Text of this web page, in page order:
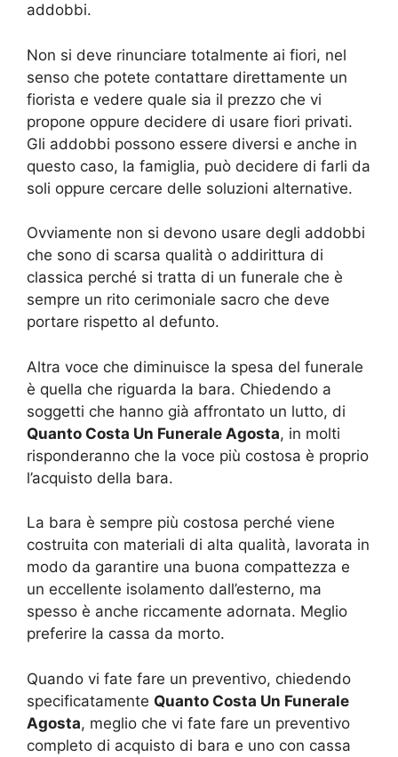
addobbi.
Non si deve rinunciare totalmente ai fiori, nel
senso che potete contattare direttamente un
fiorista e vedere quale sia il prezzo che vi
propone oppure decidere di usare fiori privati.
Gli addobbi possono essere diversi e anche in
questo caso, la famiglia, può decidere di farli da
soli oppure cercare delle soluzioni alternative.
Ovviamente non si devono usare degli addobbi
che sono di scarsa qualità o addirittura di
classica perché si tratta di un funerale che è
sempre un rito cerimoniale sacro che deve
portare rispetto al defunto.
Altra voce che diminuisce la spesa del funerale
è quella che riguarda la bara. Chiedendo a
soggetti che hanno già affrontato un lutto, di
Quanto Costa Un Funerale Agosta, in molti
risponderanno che la voce più costosa è proprio
l’acquisto della bara.
La bara è sempre più costosa perché viene
costruita con materiali di alta qualità, lavorata in
modo da garantire una buona compattezza e
un eccellente isolamento dall’esterno, ma
spesso è anche riccamente adornata. Meglio
preferire la cassa da morto.
Quando vi fate fare un preventivo, chiedendo
specificatamente Quanto Costa Un Funerale
Agosta, meglio che vi fate fare un preventivo
completo di acquisto di bara e uno con cassa